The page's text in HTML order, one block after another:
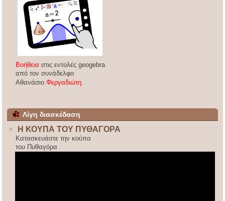
Βοήθειαστις εντολές geogebra
από τον συνάδελφο
ΑθανάσιοΦεργαδιώτη
Λίγη διασκέδαση
Η ΚΟΥΠΑ ΤΟΥ ΠΥΘΑΓΟΡΑ
Κατασκευάστε την κούπα
του Πυθαγόρα